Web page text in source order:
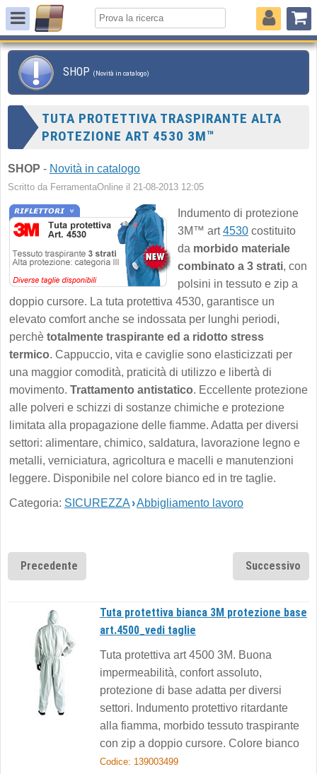
SHOP (Novità in catalogo)
TUTA PROTETTIVA TRASPIRANTE ALTA
PROTEZIONE ART 4530 3M™
SHOP - Novità in catalogo
Scritto da FerramentaOnline il 21-08-2013 12:05
Indumento di protezione
3M™ art4530 costituito
da morbido materiale
combinato a 3 strati, con
polsini in tessuto e zip a
doppio cursore. La tuta protettiva 4530, garantisce un
elevato comfort anche se indossata per lunghi periodi,
perchè totalmente traspirante ed a ridotto stress
termico. Cappuccio, vita e caviglie sono elasticizzati per
una maggior comodità, praticità di utilizzo e libertà di
movimento. Trattamento antistatico. Eccellente protezione
alle polveri e schizzi di sostanze chimiche e protezione
limitata alla propagazione delle fiamme. Adatta per diversi
settori: alimentare, chimico, saldatura, lavorazione legno e
metalli, verniciatura, agricoltura e macelli e manutenzioni
leggere. Disponibile nel colore bianco ed in tre taglie.
Categoria: SICUREZZA›Abbigliamento lavoro
Precedente Successivo
Tuta protettiva bianca 3M protezione base
art.4500_vedi taglie
Tuta protettiva art 4500 3M. Buona
impermeabilità, confort assoluto,
protezione di base adatta per diversi
settori. Indumento protettivo ritardante
alla fiamma, morbido tessuto traspirante
con zip a doppio cursore. Colore bianco
Codice: 139003499